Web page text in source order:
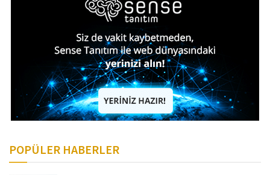
POPÜLER HABERLER